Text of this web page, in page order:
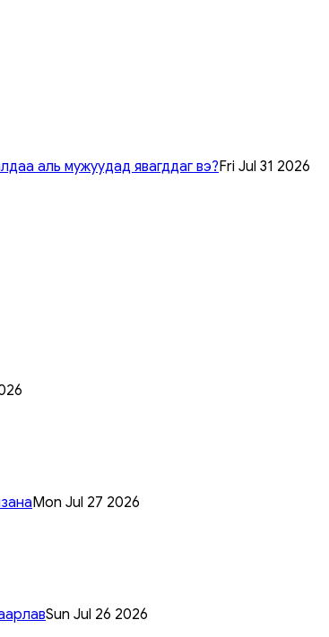
аль мужуудад явагддаг вэ?Fri Jul 31 2026
Mon Jul 27 2026
Sun Jul 26 2026